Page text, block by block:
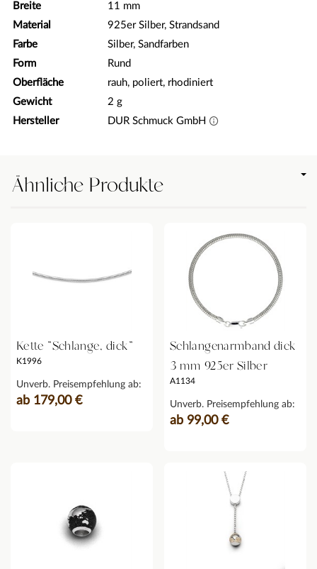
Breite
11 mm
Material
925er Silber, Strandsand
Farbe
Silber, Sandfarben
Form
Rund
Oberfläche
rauh, poliert, rhodiniert
Gewicht
2 g
Hersteller
DUR Schmuck GmbH
Ähnliche Produkte
Kette "Schlange, dick"
K1996
Unverb. Preisempfehlung ab:
ab 179,00 €
Schlangenarmband dick
3 mm 925er Silber
A1134
Unverb. Preisempfehlung ab:
ab 99,00 €